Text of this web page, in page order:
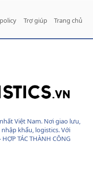
Trợ giúp Trang chủ
Việt Nam. Nơi giao lưu,
khẩu, logistics. Với
TÁC THÀNH CÔNG